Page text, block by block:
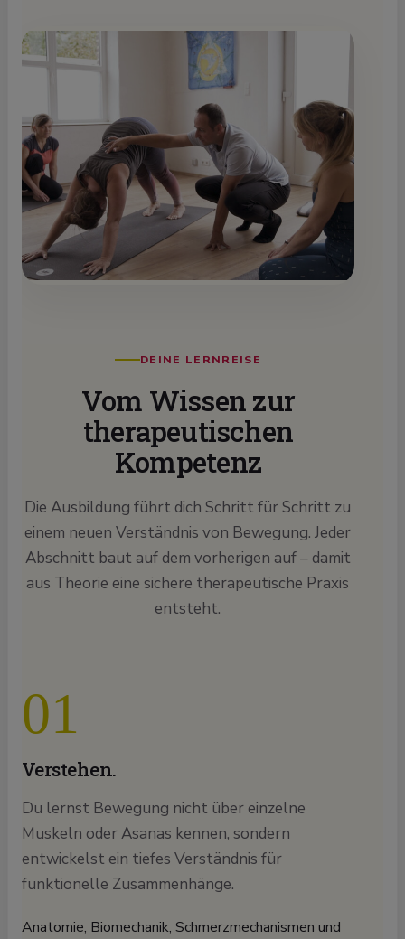
DEINE LERNREISE
Vom Wissen zur
therapeutischen
Kompetenz
Die Ausbildung führt dich Schritt für Schritt zu
einem neuen Verständnis von Bewegung. Jeder
Abschnitt baut auf dem vorherigen auf – damit
aus Theorie eine sichere therapeutische Praxis
entsteht.
01
Verstehen.
Du lernst Bewegung nicht über einzelne
Muskeln oder Asanas kennen, sondern
entwickelst ein tiefes Verständnis für
funktionelle Zusammenhänge.
Anatomie, Biomechanik, Schmerzmechanismen und